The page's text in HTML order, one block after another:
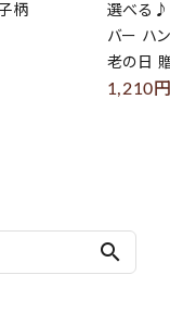
柄
選べる♪
バー ハ
老の日
1,210
search